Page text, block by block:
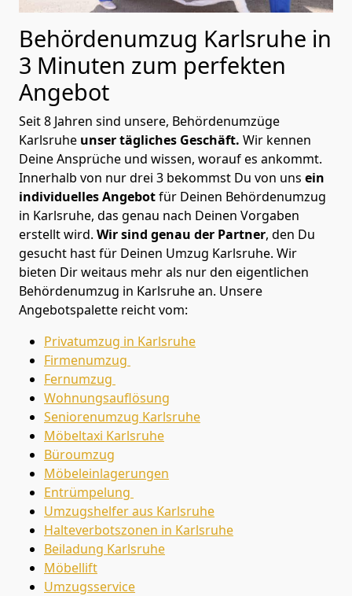
Behördenumzug Karlsruhe in
3 Minuten zum perfekten
Angebot
Seit 8 Jahren sind unsere, Behördenumzüge
Karlsruhe unser tägliches Geschäft. Wir kennen
Deine Ansprüche und wissen, worauf es ankommt.
Innerhalb von nur drei 3 bekommst Du von uns ein
individuelles Angebotfür Deinen Behördenumzug
in Karlsruhe, das genau nach Deinen Vorgaben
erstellt wird. Wir sind genau der Partner, den Du
gesucht hast für Deinen Umzug Karlsruhe. Wir
bieten Dir weitaus mehr als nur den eigentlichen
Behördenumzug in Karlsruhe an. Unsere
Angebotspalette reicht vom:
Privatumzug in Karlsruhe
Firmenumzug
Fernumzug
Wohnungsauflösung
Seniorenumzug Karlsruhe
Möbeltaxi Karlsruhe
Büroumzug
Möbeleinlagerungen
Entrümpelung
Umzugshelfer aus Karlsruhe
Halteverbotszonen in Karlsruhe
Beiladung Karlsruhe
Möbellift
Umzugsservice